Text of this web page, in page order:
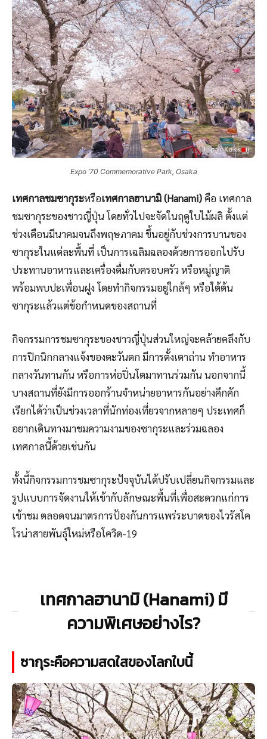
Expo ’70 Commemorative Park, Osaka
เทศกาลชมซากุระหรือเทศกาลฮานามิ (Hanami)คือ เทศกาล
ชมซากุระของชาวญี่ปุ่น โดยทั่วไปจะจัดในฤดูใบไม้ผลิ ตั้งแต่
ช่วงเดือนมีนาคมจนถึงพฤษภาคม ขึ้นอยู่กับช่วงการบานของ
ซากุระในแต่ละพื้นที่ เป็นการเฉลิมฉลองด้วยการออกไปรับ
ประทานอาหารและเครื่องดื่มกับครอบครัว หรือหมู่ญาติ
พร้อมพบปะเพื่อนฝูง โดยทำกิจกรรมอยู่ใกล้ๆ หรือใต้ต้น
ซากุระแล้วแต่ข้อกำหนดของสถานที่
กิจกรรมการชมซากุระของชาวญี่ปุ่นส่วนใหญ่จะคล้ายคลึงกับ
การปิกนิกกลางแจ้งของตะวันตก มีการตั้งเตาถ่าน ทำอาหาร
กลางวันทานกัน หรือการห่อปิ่นโตมาทานร่วมกัน นอกจากนี้
บางสถานที่ยังมีการออกร้านจำหน่ายอาหารกันอย่างคึกคัก
เรียกได้ว่าเป็นช่วงเวลาที่นักท่องเที่ยวจากหลายๆ ประเทศก็
อยากเดินทางมาชมความงามของซากุระและร่วมฉลอง
เทศกาลนี้ด้วยเช่นกัน
ทั้งนี้กิจกรรมการชมซากุระปัจจุบันได้ปรับเปลี่ยนกิจกรรมและ
รูปแบบการจัดงานให้เข้ากับลักษณะพื้นที่เพื่อสะดวกแก่การ
เข้าชม ตลอดจนมาตรการป้องกันการแพร่ระบาดของไวรัสโค
โรน่าสายพันธุ์ใหม่หรือโควิด-19
เทศกาลฮานามิ (Hanami) มี
ความพิเศษอย่างไร?
ซากุระคือความสดใสของโลกใบนี้